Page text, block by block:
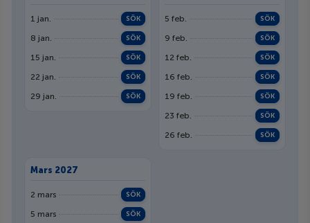
1 jan. SÖK
8 jan. SÖK
15 jan. SÖK
22 jan. SÖK
29 jan. SÖK
5 feb. SÖK
9 feb. SÖK
12 feb. SÖK
16 feb. SÖK
19 feb. SÖK
23 feb. SÖK
26 feb. SÖK
Mars 2027
2 mars SÖK
5 mars SÖK